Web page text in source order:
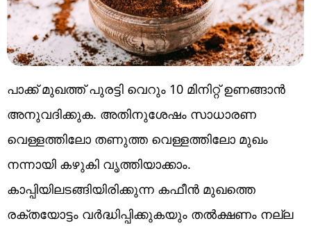
പാക്ക് മുഖത്ത് പുരട്ടി വെറും 10 മിനിറ്റ് ഉണങ്ങാൻ
അനുവദിക്കുക. അതിനുശേഷം സാധാരണ
വെള്ളത്തിലോ തണുത്ത വെള്ളത്തിലോ മുഖം
നന്നായി കഴുകി വൃത്തിയാക്കാം.
കാപ്പിയിലടങ്ങിയിരിക്കുന്ന കഫീൻ മുഖത്തെ
രക്തയോട്ടം വർദ്ധിപ്പിക്കുകയും തൽക്ഷണം നല്ല